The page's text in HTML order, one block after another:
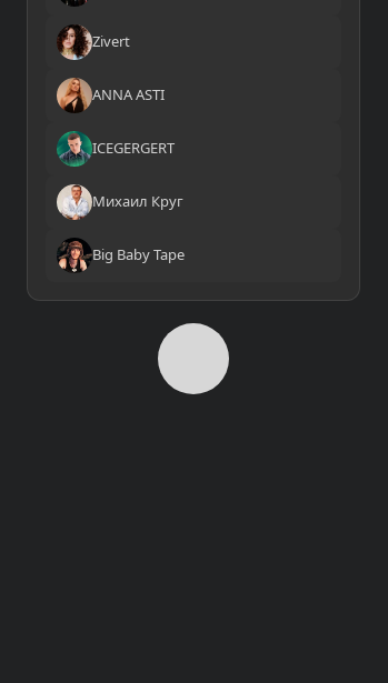
Zivert
ANNA ASTI
ICEGERGERT
Михаил Круг
Big Baby Tape